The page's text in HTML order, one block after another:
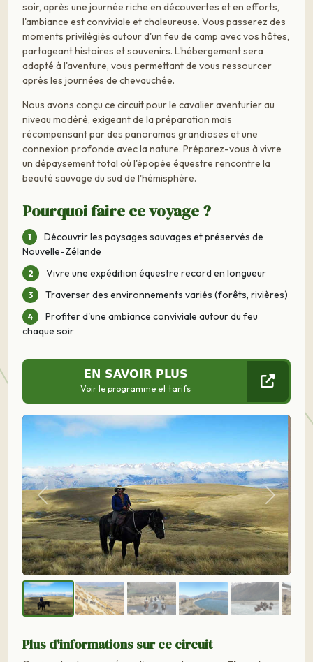
soir, après une journée riche en découvertes et en efforts,
l'ambiance est conviviale et chaleureuse. Vous passerez des
moments privilégiés autour d'un feu de camp avec vos hôtes,
partageant histoires et souvenirs. L'hébergement sera
adapté à l'aventure, vous permettant de vous ressourcer
après les journées de chevauchée.
Nous avons conçu ce circuit pour le cavalier aventurier au
niveau modéré, exigeant de la préparation mais
récompensant par des panoramas grandioses et une
connexion profonde avec la nature. Préparez-vous à vivre
un dépaysement total où l'épopée équestre rencontre la
beauté sauvage du sud de l'hémisphère.
Pourquoi faire ce voyage ?
Découvrir les paysages sauvages et préservés de
Nouvelle-Zélande
Vivre une expédition équestre record en longueur
Traverser des environnements variés (forêts, rivières)
Profiter d'une ambiance conviviale autour du feu
chaque soir
EN SAVOIR PLUS
Voir le programme et tarifs
Précédent Suivant
Plus d'informations sur ce circuit